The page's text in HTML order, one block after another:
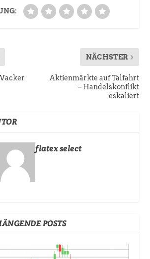
NÄCHSTER
Aktienmärkte auf Talfahrt
– Handelskonflikt
eskaliert
flatex select
POSTS